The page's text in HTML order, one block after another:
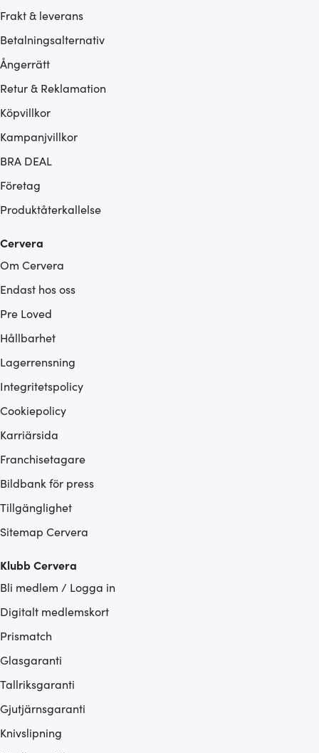
Frakt & leverans
Betalningsalternativ
Ångerrätt
Retur & Reklamation
Köpvillkor
Kampanjvillkor
BRA DEAL
Företag
Produktåterkallelse
Cervera
Om Cervera
Endast hos oss
Pre Loved
Hållbarhet
Lagerrensning
Integritetspolicy
Cookiepolicy
Karriärsida
Franchisetagare
Bildbank för press
Tillgänglighet
Sitemap Cervera
Klubb Cervera
Bli medlem / Logga in
Digitalt medlemskort
Prismatch
Glasgaranti
Tallriksgaranti
Gjutjärnsgaranti
Knivslipning